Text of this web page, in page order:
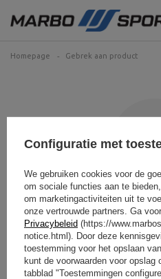
Homepage Gebrek aan product
Het product
niet
Probeer preciezere parameters
Configuratie met
We gebruiken cookies voor de
om sociale functies aan te
om marketingactiviteiten uit te
onze vertrouwde partners. Ga
Privacybeleid (https://
notice.html). Door deze
toestemming voor het opslaan
kunt de voorwaarden voor
tabblad "Toestemmingen